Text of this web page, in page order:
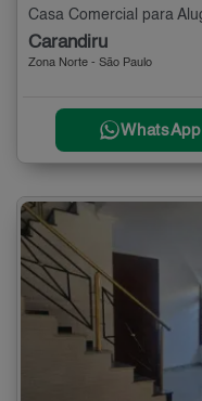
Carandiru
Zona Norte - São Paulo
WhatsApp